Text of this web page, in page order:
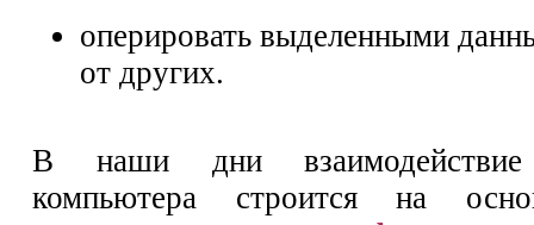
оперировать выделенными
от других.
В наши дни
компьютера строится на